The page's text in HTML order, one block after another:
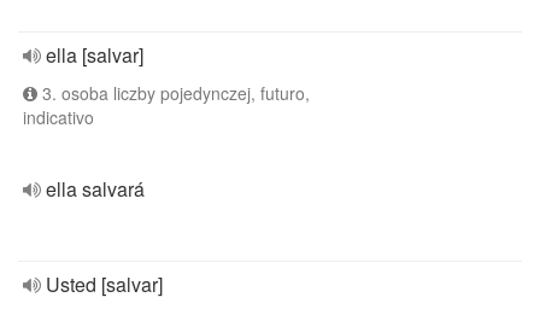
ella [salvar]
3. osoba liczby pojedynczej, futuro,
indicativo
ella salvará
Usted [salvar]